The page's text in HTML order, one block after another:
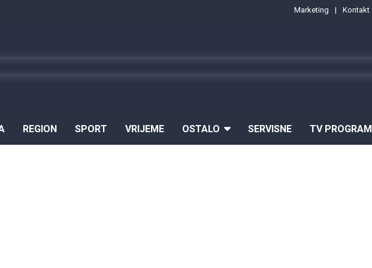
Marketing Kontakt
REGION SPORT VRIJEME OSTALO SERVISNE TV PROGRAM